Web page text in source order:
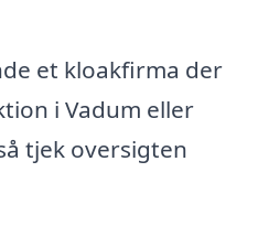
et kloakfirma der
i Vadum eller
tjek oversigten